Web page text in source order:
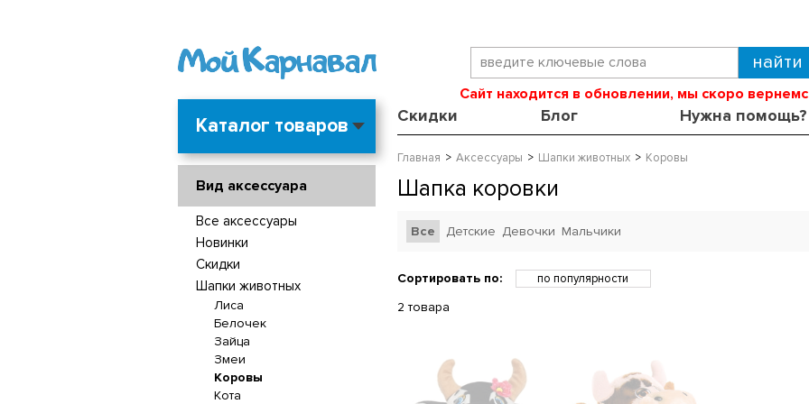
Сайт находится в обновлении, мы скоро
Каталог товаров Скидки Блог Нужна помощь?
Вид аксессуара
Все аксессуары
Новинки
Скидки
Шапки животных
Лиса
Белочек
Зайца
Змеи
Коровы
Кота
Главная Аксессуары Шапки животных Коровы
Шапка коровки
Все Детские Девочки Мальчики
Сортировать по:
по популярности
2 товара